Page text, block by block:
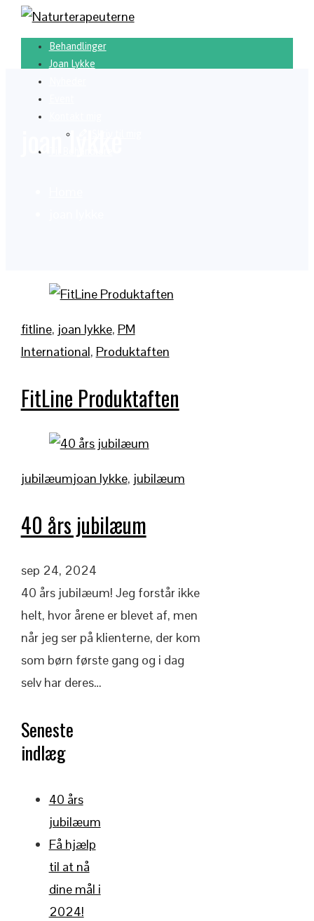
Behandlinger
Joan Lykke
joan lykke
fitline, joan lykke, PM
International, Produktaften
FitLine Produktaften
jubilæumjoan lykke, jubilæum
40 års jubilæum
sep 24, 2024
40 års jubilæum! Jeg forstår ikke
helt, hvor årene er blevet af, men
når jeg ser på klienterne, der kom
som børn første gang og i dag
selv har deres…
Seneste
indlæg
40 års
jubilæum
Få hjælp
til at nå
dine mål i
2024!